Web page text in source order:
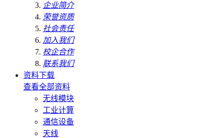
企业简介
荣誉资质
社会责任
加入我们
校企合作
联系我们
资料下载
查看全部资料
无线模块
工业计算
通信设备
天线